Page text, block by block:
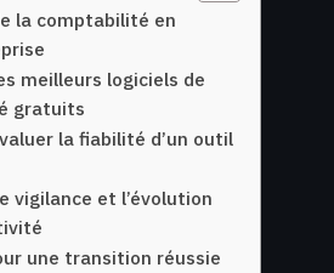
la comptabilité en
meilleurs logiciels de
gratuits
la fiabilité d’un outil
vigilance et l’évolution
une transition réussie